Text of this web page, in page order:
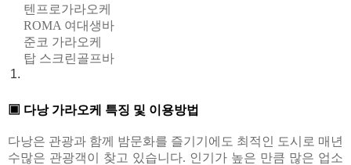
텐프로가라오케
ROMA 여대생바
준코 가라오케
탑 스크린골프바
▣ 다낭 가라오케 특징 및 이용방법
다낭은 관광과 함께 밤문화를 즐기기에도 최적인 도시로 매년
수많은 관광객이 찾고 있습니다. 인기가 높은 만큼 많은 업소